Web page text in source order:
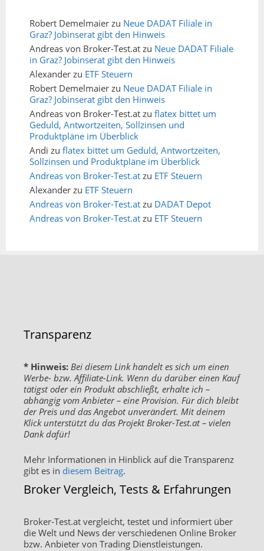
Robert Demelmaier zu Neue DADAT Filiale in
Graz? Jobinserat gibt den Hinweis
Andreas von Broker-Test.at zu Neue DADAT Filiale
in Graz? Jobinserat gibt den Hinweis
Alexander zu ETF Steuern
Robert Demelmaier zu Neue DADAT Filiale in
Graz? Jobinserat gibt den Hinweis
Andreas von Broker-Test.at zu flatex bittet um
Geduld, Antwortzeiten, Sollzinsen und
Produktpläne im Überblick
Andi zu flatex bittet um Geduld, Antwortzeiten,
Sollzinsen und Produktpläne im Überblick
Andreas von Broker-Test.at zu ETF Steuern
Alexander zu ETF Steuern
Andreas von Broker-Test.at zu DADAT Depot
Andreas von Broker-Test.at zu ETF Steuern
Transparenz
* Hinweis: Bei diesem Link handelt es sich um einen
Werbe- bzw. Affiliate-Link. Wenn du darüber einen Kauf
tätigst oder ein Produkt abschließt, erhalte ich –
abhängig vom Anbieter – eine Provision. Für dich bleibt
der Preis und das Angebot unverändert. Mit deinem
Klick unterstützt du das Projekt Broker-Test.at – vielen
Dank dafür!
Mehr Informationen in Hinblick auf die Transparenz
gibt es in diesem Beitrag.
Broker Vergleich, Tests & Erfahrungen
Broker-Test.at vergleicht, testet und informiert über
die Welt und News der verschiedenen Online Broker
bzw. Anbieter von Trading Dienstleistungen.